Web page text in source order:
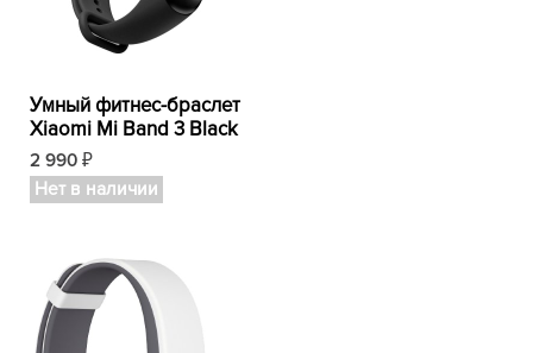
Умный фитнес-браслет
Xiaomi Mi Band 3 Black
2 990 ₽
Нет в наличии